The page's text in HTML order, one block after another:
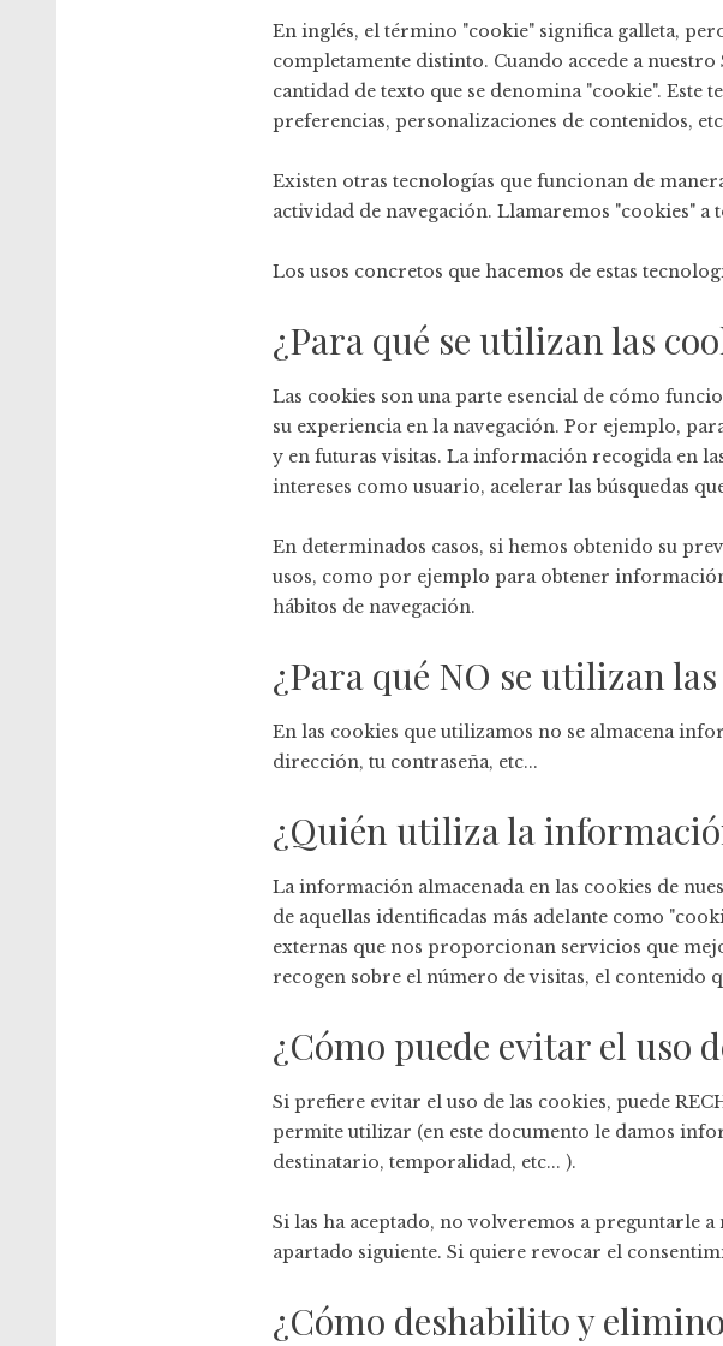
En inglés, el término "cookie" significa galleta,
completamente distinto. Cuando accede a
cantidad de texto que se denomina "cookie".
preferencias, personalizaciones de contenidos,
Existen otras tecnologías que funcionan de
actividad de navegación. Llamaremos "cookies" a
Los usos concretos que hacemos de estas
¿Para qué se utilizan las
Las cookies son una parte esencial de cómo
su experiencia en la navegación. Por ejemplo,
y en futuras visitas. La información recogida en
intereses como usuario, acelerar las búsquedas
En determinados casos, si hemos obtenido su
usos, como por ejemplo para obtener
hábitos de navegación.
¿Para qué NO se utilizan
En las cookies que utilizamos no se almacena
dirección, tu contraseña, etc...
¿Quién utiliza la
La información almacenada en las cookies de
de aquellas identificadas más adelante como
externas que nos proporcionan servicios que
recogen sobre el número de visitas, el contenido
¿Cómo puede evitar el uso
Si prefiere evitar el uso de las cookies, puede
permite utilizar (en este documento le damos
destinatario, temporalidad, etc... ).
Si las ha aceptado, no volveremos a preguntarle
apartado siguiente. Si quiere revocar el
¿Cómo deshabilito y